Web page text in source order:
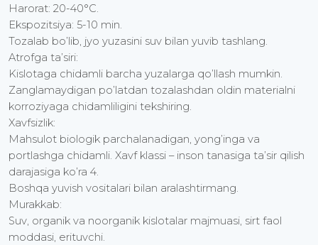
Harorat: 20-40°C.
Ekspozitsiya: 5-10 min.
Tozalab bo’lib, jyo yuzasini suv bilan yuvib tashlang.
Atrofga ta’siri:
Kislotaga chidamli barcha yuzalarga qo’llash mumkin.
Zanglamaydigan po’latdan tozalashdan oldin materialni
korroziyaga chidamliligini tekshiring.
Xavfsizlik:
Mahsulot biologik parchalanadigan, yong’inga va
portlashga chidamli. Xavf klassi – inson tanasiga ta’sir qilish
darajasiga ko’ra 4.
Boshqa yuvish vositalari bilan aralashtirmang.
Murakkab:
Suv, organik va noorganik kislotalar majmuasi, sirt faol
moddasi, erituvchi.